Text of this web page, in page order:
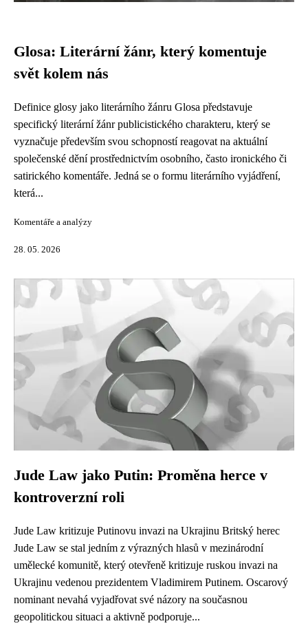
Glosa: Literární žánr, který komentuje
svět kolem nás
Definice glosy jako literárního žánru Glosa představuje
specifický literární žánr publicistického charakteru, který se
vyznačuje především svou schopností reagovat na aktuální
společenské dění prostřednictvím osobního, často ironického či
satirického komentáře. Jedná se o formu literárního vyjádření,
která...
Komentáře a analýzy
28. 05. 2026
Jude Law jako Putin: Proměna herce v
kontroverzní roli
Jude Law kritizuje Putinovu invazi na Ukrajinu Britský herec
Jude Law se stal jedním z výrazných hlasů v mezinárodní
umělecké komunitě, který otevřeně kritizuje ruskou invazi na
Ukrajinu vedenou prezidentem Vladimirem Putinem. Oscarový
nominant nevahá vyjadřovat své názory na současnou
geopolitickou situaci a aktivně podporuje...